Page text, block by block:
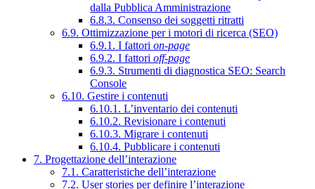
dalla Pubblica Amministrazione
6.8.3. Consenso dei soggetti ritratti
6.9. Ottimizzazione per i motori di ricerca (SEO)
6.9.1. I fattori on-page
6.9.2. I fattori off-page
6.9.3. Strumenti di diagnostica SEO: Search
Console
6.10. Gestire i contenuti
6.10.1. L’inventario dei contenuti
6.10.2. Revisionare i contenuti
6.10.3. Migrare i contenuti
6.10.4. Pubblicare i contenuti
7. Progettazione dell’interazione
7.1. Caratteristiche dell’interazione
7.2. User stories per definire l’interazione